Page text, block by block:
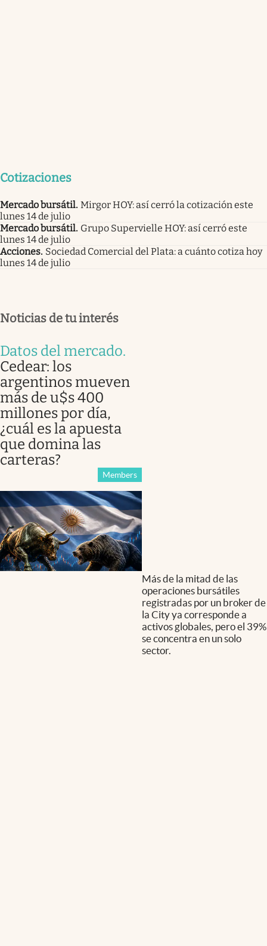
Cotizaciones
Mercado bursátil. Mirgor HOY: así cerró la cotización este
lunes 14 de julio
Mercado bursátil. Grupo Supervielle HOY: así cerró este
lunes 14 de julio
Acciones. Sociedad Comercial del Plata: a cuánto cotiza hoy
lunes 14 de julio
Noticias de tu interés
Datos del mercado.
Cedear: los
argentinos mueven
más de u$s 400
millones por día,
¿cuál es la apuesta
que domina las
carteras?
Members
Más de la mitad de las
operaciones bursátiles
registradas por un broker de
la City ya corresponde a
activos globales, pero el 39%
se concentra en un solo
sector.